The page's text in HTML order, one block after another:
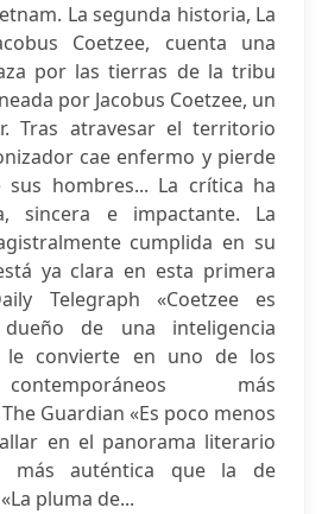
La segunda historia, La
Coetzee, cuenta una
por las tierras de la tribu
por Jacobus Coetzee, un
Tras atravesar el territorio
cae enfermo y pierde
hombres... La crítica ha
sincera e impactante. La
cumplida en su
ya clara en esta primera
Telegraph «Coetzee es
de una inteligencia
le convierte en uno de los
más
Guardian «Es poco menos
en el panorama literario
más auténtica que la de
pluma de...